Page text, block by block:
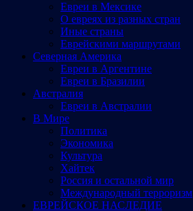
Евреи в Мексике
О евреях из разных стран
Иные страны
Еврейскими маршрутами
Северная Америка
Евреи в Аргентине
Евреи в Бразилии
Австралия
Евреи в Австралии
В Мире
Политика
Экономика
Культура
Хайтек
Россия и остальной мир
Международный терроризм
ЕВРЕЙСКОЕ НАСЛЕДИЕ